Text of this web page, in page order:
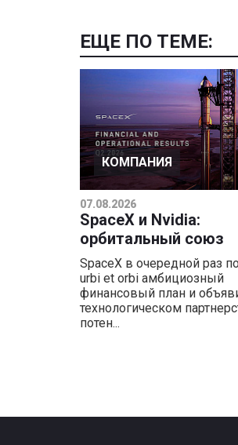
ЕЩЕ ПО ТЕМЕ:
КОМПАНИЯ
07.08.2026
SpaceX и Nvidia:
орбитальный союз
SpaceX в очередной раз
urbi et orbi амбициозный
финансовый план и
технологическом
потен...